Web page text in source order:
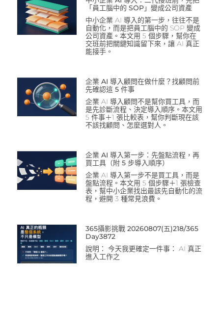
「員工腦中的 SOP」變成公司資產
中小企業 AI 導入的第一步，往往不是
自動化，而是把員工腦中的 SOP 變成
公司資產。本文用 5 個步驟，幫你在
交班前把關鍵知識留下來，讓 AI 真正
能接手。
企業 AI 導入顧問在做什麼？找顧問前
先確認這 5 件事
企業 AI 導入顧問不是幫你買工具，而
是先診斷流程、決定導入順序。本文用
5 件事＋1 張比較表，幫你判斷現在該
不該找顧問、怎麼選對人。
企業 AI 導入第一步：先盤點流程，再
買工具（附 5 步導入順序）
企業 AI 導入第一步不是買工具，而是
盤點流程。本文用 5 個步驟＋1 張檢查
表，幫中小企業找出最該先自動化的流
程，避開 3 種常見浪費。
365攝影挑戰 20260807(五)218/365
Day3872
說明： 今天我更確定一件事： AI 真正
進入工作之